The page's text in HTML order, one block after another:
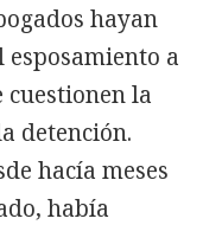
hayan
a
cuestionen la
detención.
hacía meses
había